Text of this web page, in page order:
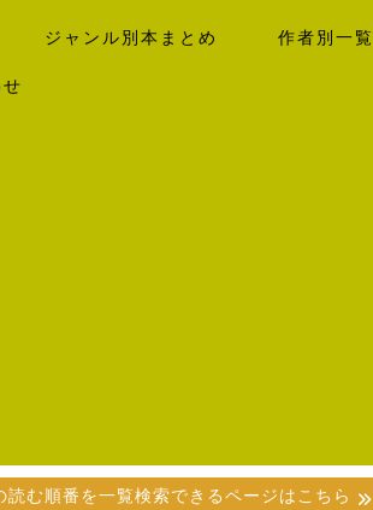
ジャンル別本まとめ 作者別一覧
読む順番を一覧検索できるページはこちら